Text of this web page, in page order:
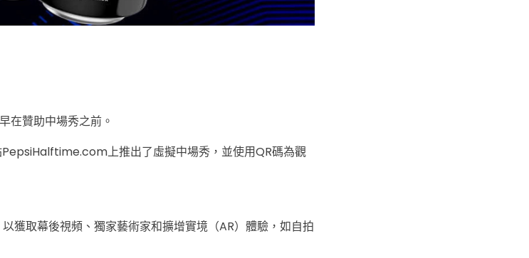
在贊助中場秀之前。
上推出了虛擬中場秀，並使用QR碼為觀
獲取幕後視頻、獨家藝術家和擴增實境（AR）體驗，如自拍